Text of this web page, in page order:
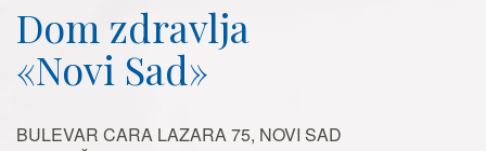
Dom zdravlja
«Novi Sad»
BULEVAR CARA LAZARA 75, NOVI SAD